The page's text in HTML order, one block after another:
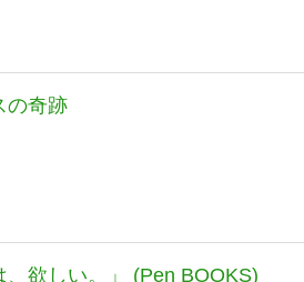
の奇跡
、欲しい。」 (Pen BOOKS)